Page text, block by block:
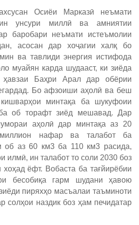
Осиёи Марказӣ неъмати
унсури миллӣ ва амниятии
баробари неъмати истеъмолии
асосан дар хоҷагии халқ бо
ва тавлиди энергия истифода
муайян карда шудааст, ки зиёда
Баҳри Арал дар обёрии
Бо афзоиши аҳолӣ ва беш
минтақа ба шукуфоии
ба об торафт зиёд мешавад. Дар
аҳолӣ дар минтақа аз 20
нафар ва талабот ба
об аз 60 км3 ба 110 км3 расида,
илмӣ, ин талабот то соли 2030 боз
ёфт. Вобаста ба тағйирёбии
бесобиқа гарм шудани ҳавою
пиряхҳо масъалаи таъминоти
солҳои наздик боз ҳам печидатар